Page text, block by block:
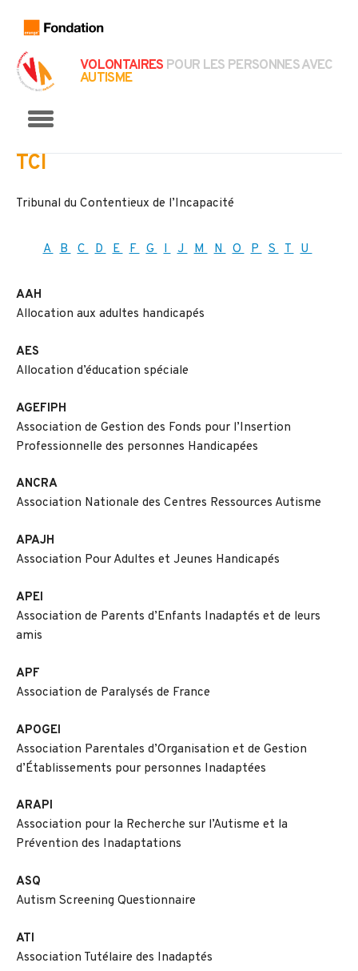
VOLONTAIRES POUR LES PERSONNES AVEC
AUTISME
TCI
Tribunal du Contentieux de l’Incapacité
A B C D E F G I J M N O P S T U
AAH
Allocation aux adultes handicapés
AES
Allocation d’éducation spéciale
AGEFIPH
Association de Gestion des Fonds pour l’Insertion
Professionnelle des personnes Handicapées
ANCRA
Association Nationale des Centres Ressources Autisme
APAJH
Association Pour Adultes et Jeunes Handicapés
APEI
Association de Parents d’Enfants Inadaptés et de leurs
amis
APF
Association de Paralysés de France
APOGEI
Association Parentales d’Organisation et de Gestion
d’Établissements pour personnes Inadaptées
ARAPI
Association pour la Recherche sur l’Autisme et la
Prévention des Inadaptations
ASQ
Autism Screening Questionnaire
ATI
Association Tutélaire des Inadaptés